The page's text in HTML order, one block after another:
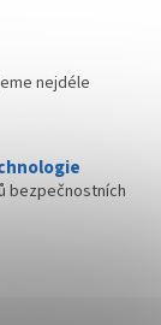
nejdéle
bezpečnostních